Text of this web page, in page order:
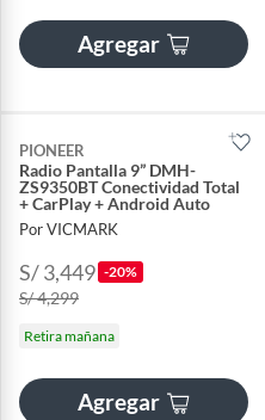
Agregar
PIONEER
Radio Pantalla 9” DMH-
ZS9350BT Conectividad Total
+ CarPlay + Android Auto
Por VICMARK
S/ 3,449 -20%
S/ 4,299
Retira mañana
Agregar